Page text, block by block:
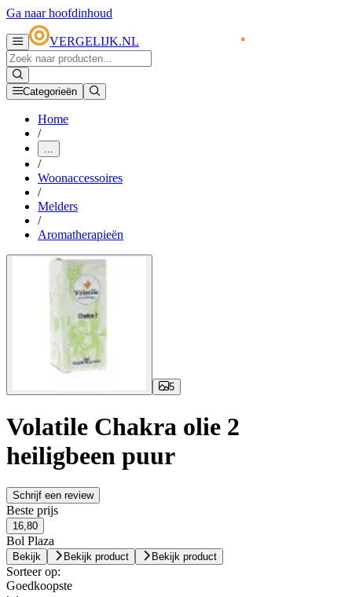
Ga naar hoofdinhoud
VERGELIJK.NL
Categorieën
Home
/
...
/
Woonaccessoires
/
Melders
/
Aromatherapieën
5
Volatile Chakra olie 2
heiligbeen puur
Schrijf een review
Beste prijs
16,80
Bol Plaza
Bekijk Bekijk product Bekijk product
Sorteer op:
Goedkoopste